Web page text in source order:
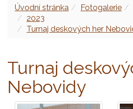
Úvodní stránka Fotogalerie
2023
Turnaj deskových her
Turnaj
Nebovidy